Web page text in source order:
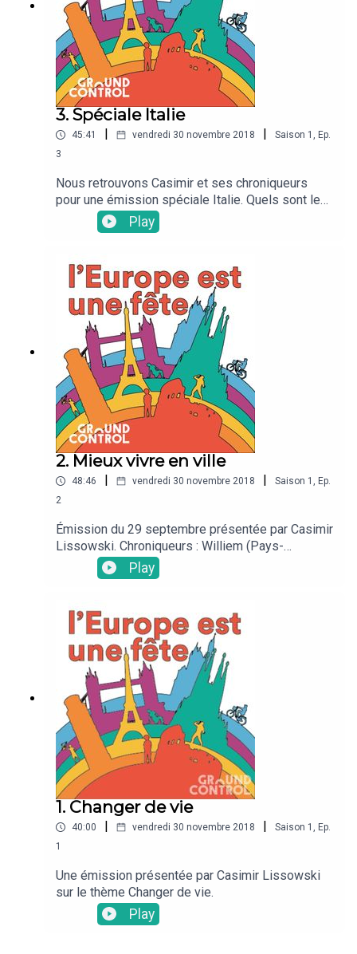
3. Spéciale Italie
45:41 | vendredi 30 novembre 2018 | Saison 1 , Ep.
3
Nous retrouvons Casimir et ses chroniqueurs
pour une émission spéciale Italie. Quels sont les
stéréotypes italiens? Quelle est l'influence
italienne dans les autres pays européens? Ils
Play
2. Mieux vivre en ville
48:46 vendredi 30 novembre 2018 Saison 1 , Ep.
2
Émission du 29 septembre présentée par Casimir
Lissowski. Chroniqueurs : Williem (Pays-
Bas)Carla (Italie)Renée (Grèce)Ruta (Lituanie)
Play
1. Changer de vie
40:00 vendredi 30 novembre 2018 Saison 1 , Ep.
1
Une émission présentée par Casimir Lissowski
sur le thème Changer de vie.
Play